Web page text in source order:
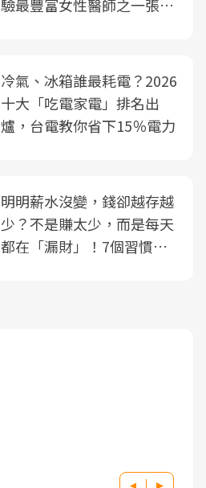
驗最豐富女性醫師之一張永
光田醫院建構360度女性健
康照護生態圈
冷氣、冰箱誰最耗電？2026
十大「吃電家電」排名出
爐，台電教你省下15％電力
明明薪水沒變，錢卻越存越
少？不是賺太少，而是每天
都在「漏財」！7個習慣一